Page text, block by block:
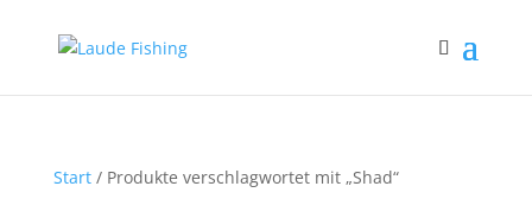
Start/ Produkte verschlagwortet mit „Shad“